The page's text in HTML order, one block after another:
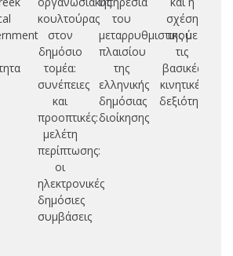
κουλτούρας
στον
δημόσιο
τομέα:
συνέπειες
και
προοπτικές:
μελέτη
περίπτωσης:
οι
ηλεκτρονικές
δημόσιες
συμβάσεις
του
μεταρρυθμιστικού
πλαισίου
της
ελληνικής
δημόσιας
διοίκησης
σχέση
της με
τις
βασικές
κινητικές
δεξιότητες